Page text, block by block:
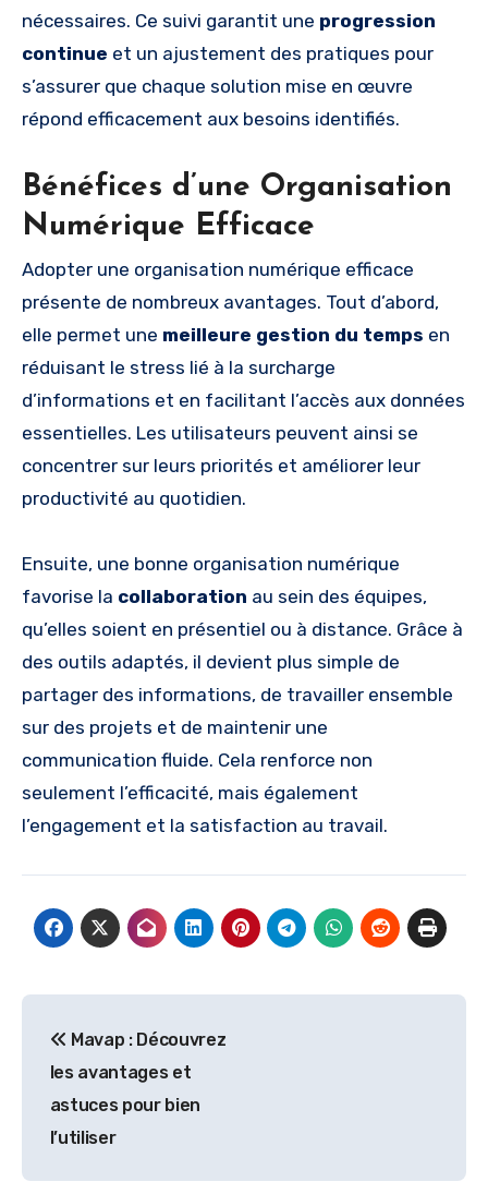
nécessaires. Ce suivi garantit une progression
continue et un ajustement des pratiques pour
s’assurer que chaque solution mise en œuvre
répond efficacement aux besoins identifiés.
Bénéfices d’une Organisation
Numérique Efficace
Adopter une organisation numérique efficace
présente de nombreux avantages. Tout d’abord,
elle permet une meilleure gestion du temps en
réduisant le stress lié à la surcharge
d’informations et en facilitant l’accès aux données
essentielles. Les utilisateurs peuvent ainsi se
concentrer sur leurs priorités et améliorer leur
productivité au quotidien.
Ensuite, une bonne organisation numérique
favorise la collaboration au sein des équipes,
qu’elles soient en présentiel ou à distance. Grâce à
des outils adaptés, il devient plus simple de
partager des informations, de travailler ensemble
sur des projets et de maintenir une
communication fluide. Cela renforce non
seulement l’efficacité, mais également
l’engagement et la satisfaction au travail.
de
l’article
Mavap : Découvrez
les avantages et
astuces pour bien
l’utiliser